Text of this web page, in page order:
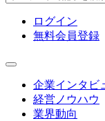
ログイン
無料会員登録
企業インタビ
経営ノウハウ
業界動向